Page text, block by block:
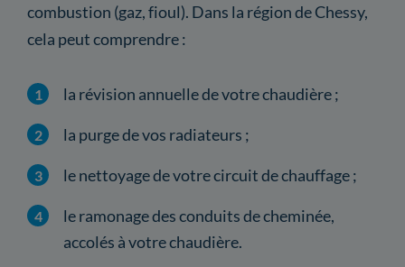
combustion (gaz, fioul). Dans la région de Chessy,
cela peut comprendre :
la révision annuelle de votre chaudière ;
la purge de vos radiateurs ;
le nettoyage de votre circuit de chauffage ;
le ramonage des conduits de cheminée,
accolés à votre chaudière.